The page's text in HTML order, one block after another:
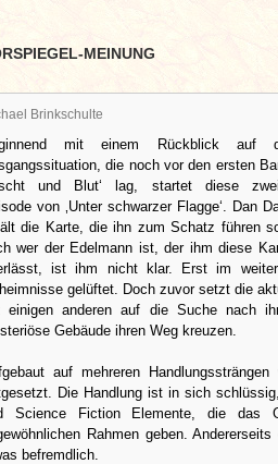
MEINUNG
Brinkschulte
mit einem Rückblick auf
die noch vor den ersten
und Blut‘ lag, startet diese
von ‚Unter schwarzer Flagge‘. Dan
die Karte, die ihn zum Schatz führen
wer der Edelmann ist, der ihm diese
ist ihm nicht klar. Erst im
gelüftet. Doch zuvor setzt die
einigen anderen auf die Suche nach
Gebäude ihren Weg kreuzen.
auf mehreren
Die Handlung ist in sich
Science Fiction Elemente, die das
Rahmen geben.
befremdlich.